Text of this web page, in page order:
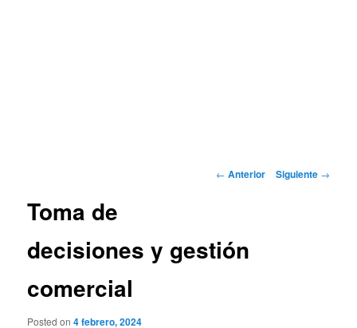
Navegación
← Anterior Siguiente →
Toma de
decisiones y gestión
comercial
Posted on4 febrero, 2024